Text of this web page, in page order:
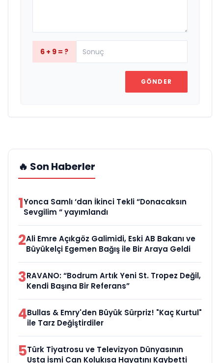
6 + 9 = ?
GÖNDER
🔥 Son Haberler
1Yonca Samlı ‘dan İkinci Tekli “Donacaksın
Sevgilim “ yayımlandı
2Ali Emre Açıkgöz Galimidi, Eski AB Bakanı ve
Büyükelçi Egemen Bağış ile Bir Araya Geldi
3RAVANO: “Bodrum Artık Yeni St. Tropez Değil,
Kendi Başına Bir Referans”
4Bullas & Emry'den Büyük Sürpriz! "Kaç Kurtul"
ile Tarz Değiştirdiler
5Türk Tiyatrosu ve Televizyon Dünyasının
Usta İsmi Can Kolukısa Hayatını Kaybetti